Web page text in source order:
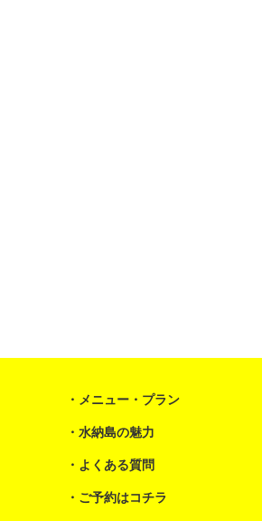
メニュー・プラン
水納島の魅力
よくある質問
ご予約はコチラ